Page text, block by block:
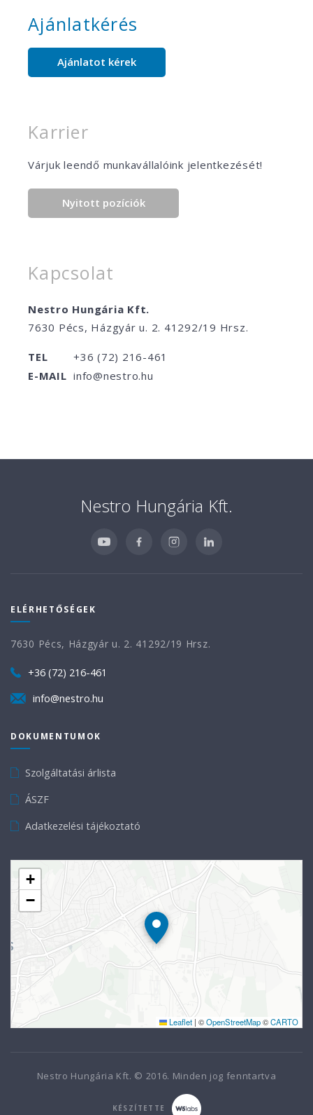
Ajánlatkérés
Ajánlatot kérek
Karrier
Várjuk leendő munkavállalóink jelentkezését!
Nyitott pozíciók
Kapcsolat
Nestro Hungária Kft.
7630 Pécs, Házgyár u. 2. 41292/19 Hrsz.
TEL
+36 (72) 216-461
E-MAIL info@nestro.hu
Nestro Hungária Kft.
ELÉRHETŐSÉGEK
7630 Pécs, Házgyár u. 2. 41292/19 Hrsz.
+36 (72) 216-461
info@nestro.hu
DOKUMENTUMOK
Szolgáltatási árlista
ÁSZF
Adatkezelési tájékoztató
+
−
Leaflet | ©OpenStreetMap©CARTO
Nestro Hungária Kft. © 2016. Minden jog fenntartva
KÉSZÍTETTE